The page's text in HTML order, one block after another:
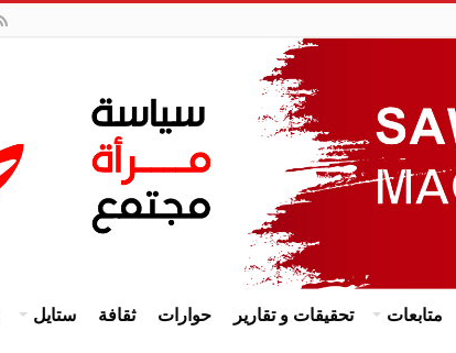
متابعات تحقيقات و تقارير حوارات ثقافة ستايل